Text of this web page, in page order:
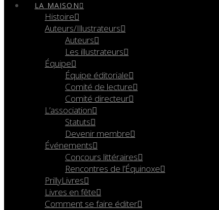
LA MAISON
Histoire
Auteurs/Illustrateurs
Auteurs
Les illustrateurs
Équipe
Équipe éditoriale
Comité de lecture
Comité directeur
L’association
Statuts
Devenir membre
Événements
Concours littéraires
Rencontres de l’Équinoxe
PrillyLivres
Livres en fête
Comment se faire éditer